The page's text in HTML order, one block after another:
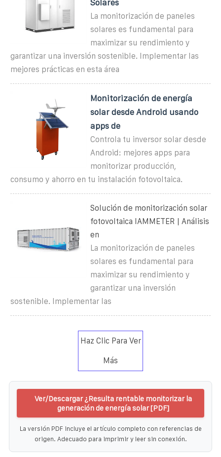
Solares
La monitorización de paneles
solares es fundamental para
maximizar su rendimiento y
garantizar una inversión sostenible. Implementar las
mejores prácticas en esta área
Monitorización de energía
solar desde Android usando
apps de
Controla tu inversor solar desde
Android: mejores apps para
monitorizar producción,
consumo y ahorro en tu instalación fotovoltaica.
Solución de monitorización solar
fotovoltaica IAMMETER | Análisis
en
La monitorización de paneles
solares es fundamental para
maximizar su rendimiento y
garantizar una inversión
sostenible. Implementar las
Haz Clic Para Ver
Más
Ver/Descargar ¿Resulta rentable monitorizar la
generación de energía solar [PDF]
La versión PDF incluye el artículo completo con referencias de
origen. Adecuado para imprimir y leer sin conexión.